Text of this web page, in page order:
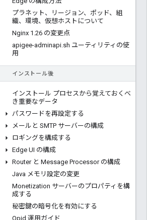
プラネット、リージョン、ポッド、組
織、環境、仮想ホストについて
Nginx 1 .26 の変更点
apigee-adminapi.sh ユーティリティの使
用
インストール後
インストール プロセスから覚えておくべ
き重要なデータ
パスワードを再設定する
メールと SMTP サーバーの構成
ロギングを構成する
Edge UI の構成
Router と Message Processor の構成
Java メモリ設定の変更
Monetization サーバーのプロパティを構
成する
秘密鍵の暗号化を有効にする
Qpid 運用ガイド